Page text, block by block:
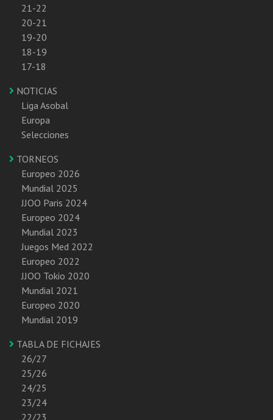
21-22
20-21
19-20
18-19
17-18
NOTICIAS
Liga Asobal
Europa
Selecciones
TORNEOS
Europeo 2026
Mundial 2025
JJOO Paris 2024
Europeo 2024
Mundial 2023
Juegos Med 2022
Europeo 2022
JJOO Tokio 2020
Mundial 2021
Europeo 2020
Mundial 2019
TABLA DE FICHAJES
26/27
25/26
24/25
23/24
22/23